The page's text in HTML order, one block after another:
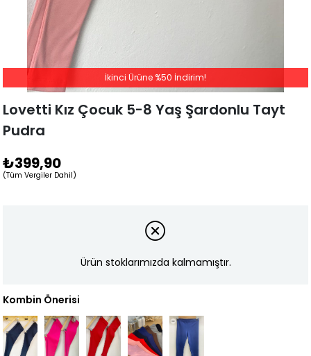
Lovetti Kız Çocuk 5-8 Yaş Şardonlu Tayt
Pudra
₺399,90
(Tüm Vergiler Dahil)
İkinci Ürüne %50 İndirim!
Ürün stoklarımızda kalmamıştır.
Kombin Önerisi